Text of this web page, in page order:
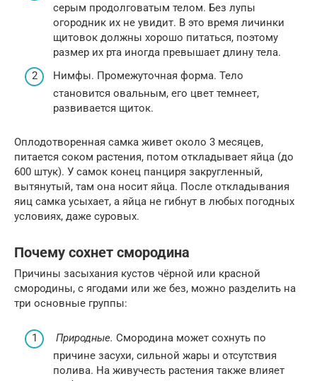
серым продолговатым телом. Без лупы
огородник их не увидит. В это время личинки
щитовок должны хорошо питаться, поэтому
размер их рта иногда превышает длину тела.
Нимфы. Промежуточная форма. Тело
становится овальным, его цвет темнеет,
развивается щиток.
Оплодотворенная самка живет около 3 месяцев,
питается соком растения, потом откладывает яйца (до
600 штук). У самок конец панциря закругленный,
вытянутый, там она носит яйца. После откладывания
яиц самка усыхает, а яйца не гибнут в любых погодных
условиях, даже суровых.
Почему сохнет смородина
Причины засыхания кустов чёрной или красной
смородины, с ягодами или же без, можно разделить на
три основные группы:
Природные. Смородина может сохнуть по
причине засухи, сильной жары и отсутствия
полива. На живучесть растения также влияет